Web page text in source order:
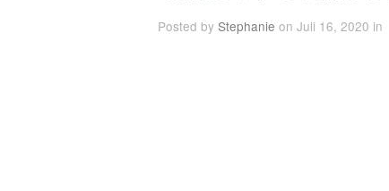
Posted by Stephanie on Juli 16, 2020 in